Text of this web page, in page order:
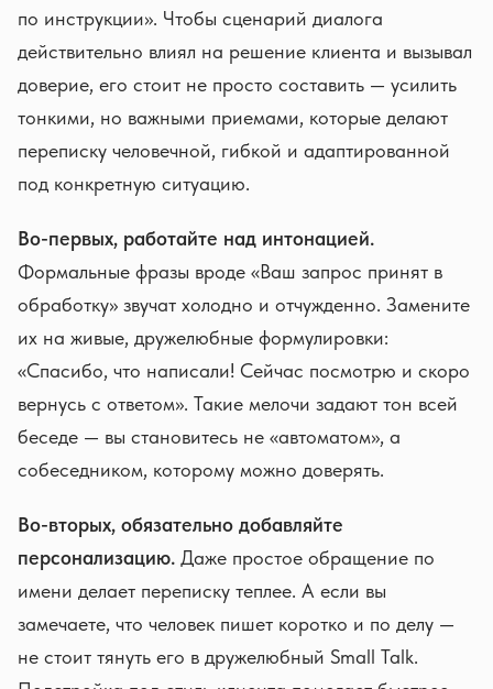
по инструкции». Чтобы сценарий диалога
действительно влиял на решение клиента и вызывал
доверие, его стоит не просто составить — усилить
тонкими, но важными приемами, которые делают
переписку человечной, гибкой и адаптированной
под конкретную ситуацию.
Во-первых, работайте над интонацией.
Формальные фразы вроде «Ваш запрос принят в
обработку» звучат холодно и отчужденно. Замените
их на живые, дружелюбные формулировки:
«Спасибо, что написали! Сейчас посмотрю и скоро
вернусь с ответом». Такие мелочи задают тон всей
беседе — вы становитесь не «автоматом», а
собеседником, которому можно доверять.
Во-вторых, обязательно добавляйте
персонализацию. Даже простое обращение по
имени делает переписку теплее. А если вы
замечаете, что человек пишет коротко и по делу —
не стоит тянуть его в дружелюбный Small Talk.